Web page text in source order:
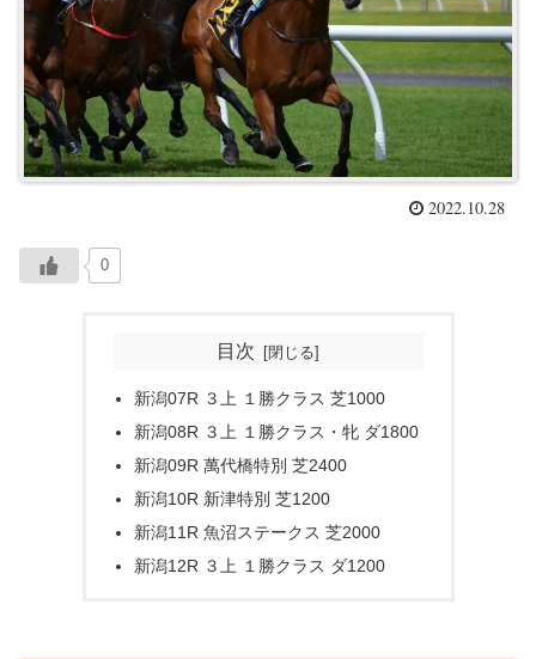
2022.10.28
0
目次
新潟07R ３上 １勝クラス 芝1000
新潟08R ３上 １勝クラス・牝 ダ1800
新潟09R 萬代橋特別 芝2400
新潟10R 新津特別 芝1200
新潟11R 魚沼ステークス 芝2000
新潟12R ３上 １勝クラス ダ1200